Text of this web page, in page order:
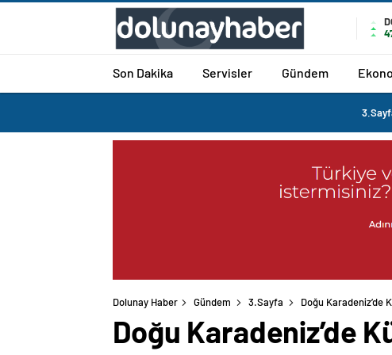
Son Dakika Servisler Gündem
Dolunay Haber Gündem 3.Sayfa Doğu Karadeniz’de
Doğu Karadeniz’de